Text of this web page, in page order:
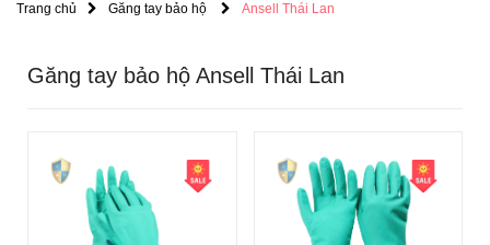
Trang chủ Găng tay bảo hộ Ansell Thái Lan
Găng tay bảo hộ Ansell Thái Lan